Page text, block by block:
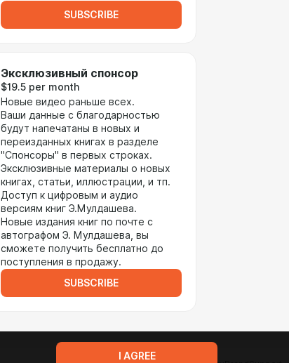
SUBSCRIBE
Эксклюзивный спонсор
$19.5 per month
Новые видео раньше всех.
Ваши данные с благодарностью
будут напечатаны в новых и
переизданных книгах в разделе
"Спонсоры" в первых строках.
Эксклюзивные материалы о новых
книгах, статьи, иллюстрации, и тп.
Доступ к цифровым и аудио
версиям книг Э.Мулдашева.
Новые издания книг по почте с
автографом Э. Мулдашева, вы
сможете получить бесплатно до
поступления в продажу.
SUBSCRIBE
I AGREE